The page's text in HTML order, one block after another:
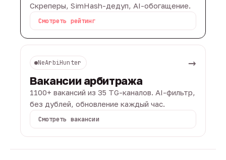
Скреперы, SimHash-дедуп, AI-обогащение.
Смотреть рейтинг
NeArbiHunter →
Вакансии арбитража
1100+ вакансий из 35 TG-каналов. AI-фильтр,
без дублей, обновление каждый час.
Смотреть вакансии